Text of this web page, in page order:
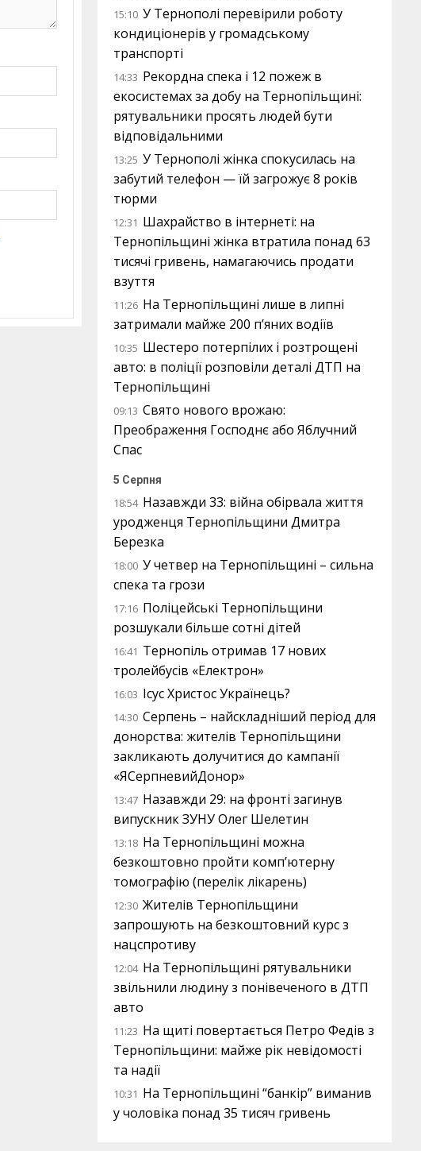
15:10 У Тернополі перевірили роботу
кондиціонерів у громадському
транспорті
14:33 Рекордна спека і 12 пожеж в
екосистемах за добу на Тернопільщині:
рятувальники просять людей бути
відповідальними
13:25 У Тернополі жінка спокусилась на
забутий телефон — їй загрожує 8 років
тюрми
12:31 Шахрайство в інтернеті: на
Тернопільщині жінка втратила понад 63
тисячі гривень, намагаючись продати
взуття
11:26 На Тернопільщині лише в липні
затримали майже 200 п’яних водіїв
10:35 Шестеро потерпілих і розтрощені
авто: в поліції розповіли деталі ДТП на
Тернопільщині
09:13 Свято нового врожаю:
Преображення Господнє або Яблучний
Спас
5 Серпня
18:54 Назавжди 33: війна обірвала життя
уродженця Тернопільщини Дмитра
Березка
18:00 У четвер на Тернопільщині – сильна
спека та грози
17:16 Поліцейські Тернопільщини
розшукали більше сотні дітей
16:41 Тернопіль отримав 17 нових
тролейбусів «Електрон»
16:03 Ісус Христос Українець?
14:30 Серпень – найскладніший період для
донорства: жителів Тернопільщини
закликають долучитися до кампанії
«ЯСерпневийДонор»
13:47 Назавжди 29: на фронті загинув
випускник ЗУНУ Олег Шелетин
13:18 На Тернопільщині можна
безкоштовно пройти комп’ютерну
томографію (перелік лікарень)
12:30 Жителів Тернопільщини
запрошують на безкоштовний курс з
нацспротиву
12:04 На Тернопільщині рятувальники
звільнили людину з понівеченого в ДТП
авто
11:23 На щиті повертається Петро Федів з
Тернопільщини: майже рік невідомості
та надії
10:31 На Тернопільщині “банкір” виманив
у чоловіка понад 35 тисяч гривень